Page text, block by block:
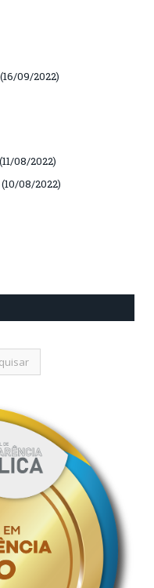
09/2022)
08/2022)
08/2022)